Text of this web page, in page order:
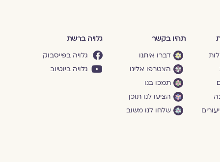
תהיו בקשר
דברו איתנו
הצטרפו אלינו
תמכו בנו
הציעו לנו תוכן
שלחו לנו משוב
גלויה ברשת
גלויה בפייסבוק
גלויה ביוטיוב